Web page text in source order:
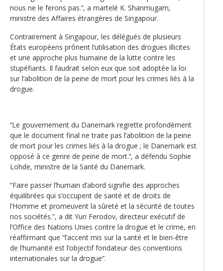
nous ne le ferons pas.’‘, a martelé K. Shanmugam,
ministre des Affaires étrangères de Singapour.
Contrairement à Singapour, les délégués de plusieurs
États européens prônent l’utilisation des drogues illicites
et une approche plus humaine de la lutte contre les
stupéfiants. Il faudrait selon eux que soit adoptée la loi
sur l’abolition de la peine de mort pour les crimes liés à la
drogue.
‘‘Le gouvernement du Danemark regrette profondément
que le document final ne traite pas l’abolition de la peine
de mort pour les crimes liés à la drogue ; le Danemark est
opposé à ce genre de peine de mort.’‘, a défendu Sophie
Lohde, ministre de la Santé du Danemark.
“Faire passer l’humain d’abord signifie des approches
équilibrées qui s’occupent de santé et de droits de
l’Homme et promeuvent la sûreté et la sécurité de toutes
nos sociétés.”, a dit Yuri Ferodov, directeur exécutif de
l’Office des Nations Unies contre la drogue et le crime, en
réaffirmant que “l’accent mis sur la santé et le bien-être
de l’humanité est l’objectif fondateur des conventions
internationales sur la drogue”.